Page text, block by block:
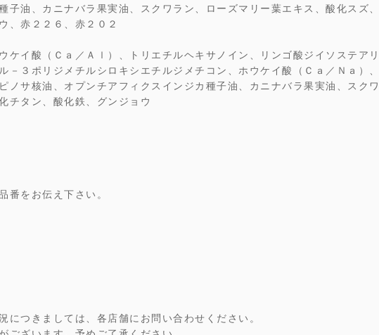
子油、カニナバラ果実油、スクワラン、ローズマリー葉エキス、酸化スズ
、赤２２６、赤２０２
ケイ酸（Ｃａ／Ａｌ）、トリエチルヘキサノイン、リンゴ酸ジイソステア
－３ポリジメチルシロキシエチルジメチコン、ホウケイ酸（Ｃａ／Ｎａ）
ノサ核油、オプンチアフィクスインジカ種子油、カニナバラ果実油、スク
チタン、酸化鉄、グンジョウ
番をお伝え下さい。
つきましては、各店舗にお問い合わせください。